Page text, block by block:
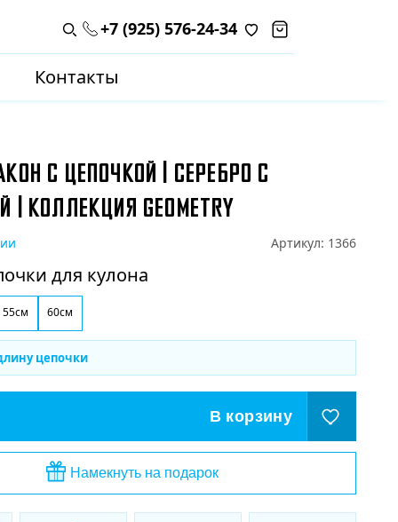
Поиск по каталогу
+7 (925) 576-24-34
Контакты
С ЦЕПОЧКОЙ | СЕРЕБРО С
| КОЛЛЕКЦИЯ GEOMETRY
Артикул: 1366
для кулона
55см 60см
цепочки
В корзину
Намекнуть на подарок